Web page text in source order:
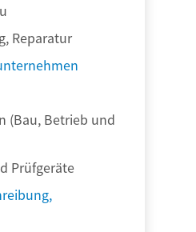
Reparatur
(Bau, Betrieb und
Prüfgeräte